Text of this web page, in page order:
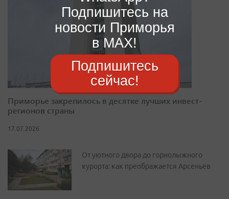
Приморье закрепилось в десятке лучших инвест-
регионов страны
17.07.2026
От уютного двора до горнолыжного
курорта: как преображается Арсеньев
Подпишитесь на
новости Приморья
в MAX!
Подпишитесь
сейчас!